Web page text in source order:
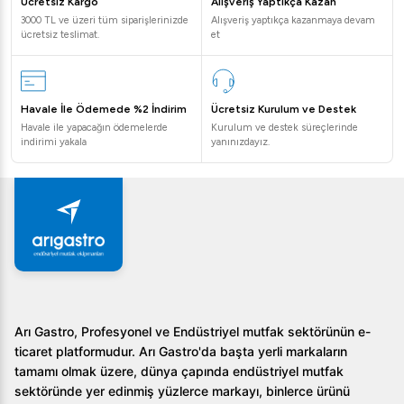
sağlamaktadır. Bunun yanı sıra hijyen standartlarına uygun
tasarımı, mutfakta güvenli ve etkili bir çalışma ortamı
sunar. Teknik özellikleri sayesinde mutfağınıza mükemmel
bir uyum gösterecek bu ürünü tercih ederek iş yükünüzü
hafifletebilirsiniz.
Sıkça Sorulan Sorular
Bu grill plate'in malzeme kalitesi nasıl sağlanıyor?
Öztiryakiler OGE 4070 C Grill Plate, 15 mm kalınlığında
satine çelik pişirme yüzeyi ile üretilmiştir. Ayrıca, yüzeyi
opsiyonel olarak sert krom kaplama ile kaplanarak
Ürün, termostat kontrolü ile pişirme yüzey sıcaklığını 50-
300 °C arasında rahatlıkla ayarlamanıza olanak tanır. Bu
3000 TL ve üzeri tüm siparişlerinizde
ücretsiz teslimat.
Alışveriş yaptıkça kazanmaya devam
et
Havale İle Ödemede %2 İndirim
Havale ile yapacağın ödemelerde
indirimi yakala
Ücretsiz Kurulum ve Destek
Kurulum ve destek süreçlerinde
yanınızdayız.
Arı Gastro, Profesyonel ve Endüstriyel mutfak sektörünün e-
ticaret platformudur. Arı Gastro'da başta yerli markaların
tamamı olmak üzere, dünya çapında endüstriyel mutfak
sektöründe yer edinmiş yüzlerce markayı, binlerce ürünü